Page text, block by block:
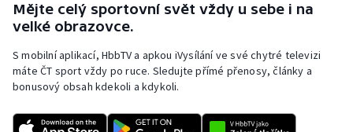
Mějte celý sportovní svět vždy u sebe i na
velké obrazovce.
S mobilní aplikací, HbbTV a apkou iVysílání ve své chytré televizi
máte ČT sport vždy po ruce. Sledujte přímé přenosy, články a
bonusový obsah kdekoli a kdykoli.